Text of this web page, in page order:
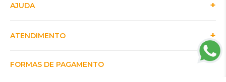
AJUDA
ATENDIMENTO
FORMAS DE PAGAMENTO